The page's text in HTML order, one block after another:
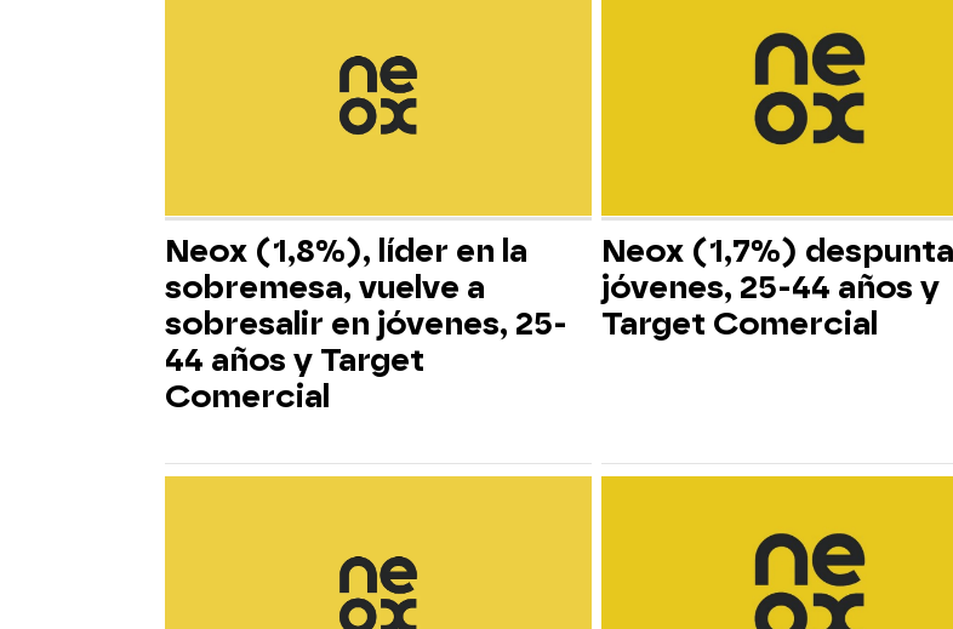
Neox (1,8%), líder en la
sobremesa, vuelve a
sobresalir en jóvenes, 25-
44 años y Target
Comercial
Neox (1,7%)
jóvenes, 25-44 años y
Target Comercial